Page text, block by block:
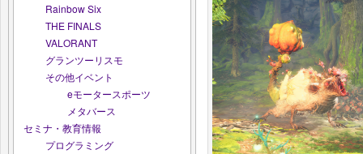
Rainbow Six
THE FINALS
VALORANT
グランツーリスモ
その他イベント
eモータースポーツ
メタバース
セミナ・教育情報
プログラミング